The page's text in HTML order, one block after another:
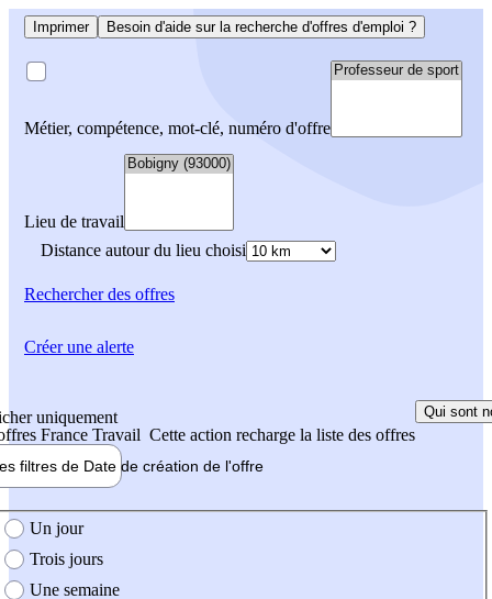
Imprimer Besoin d'aide sur la recherche d'offres d'emploi ?
Métier, compétence, mot-clé, numéro d'offre
Lieu de travail
Distance autour du lieu choisi
Rechercherdes offres
uniquement
France Travail Cette action recharge la liste des offres
Qui sont
filtres de Date de création de l'offre
création de l'offre
Un jour
Trois jours
Une semaine
Créer une alerte